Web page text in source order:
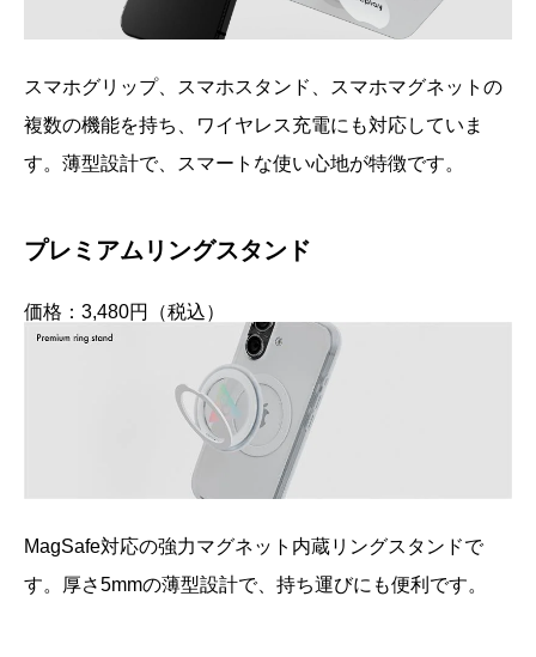
スマホグリップ、スマホスタンド、スマホマグネットの
複数の機能を持ち、ワイヤレス充電にも対応していま
す。薄型設計で、スマートな使い心地が特徴です。
プレミアムリングスタンド
価格：3,480円（税込）
MagSafe対応の強力マグネット内蔵リングスタンドで
す。厚さ5mmの薄型設計で、持ち運びにも便利です。